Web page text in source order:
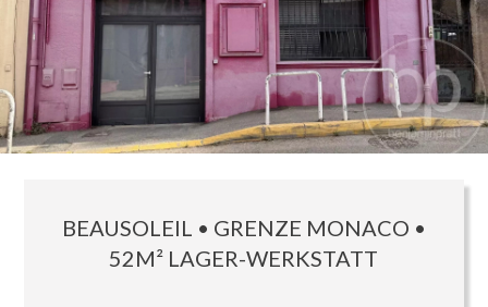
BEAUSOLEIL • GRENZE MONACO •
52M² LAGER-WERKSTATT